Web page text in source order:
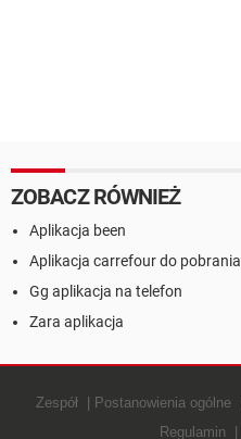
ZOBACZ RÓWNIEŻ
Aplikacja been
Aplikacja carrefour do
Gg aplikacja na telefon
Zara aplikacja
Zespół Postanowienia ogólne
Regulamin